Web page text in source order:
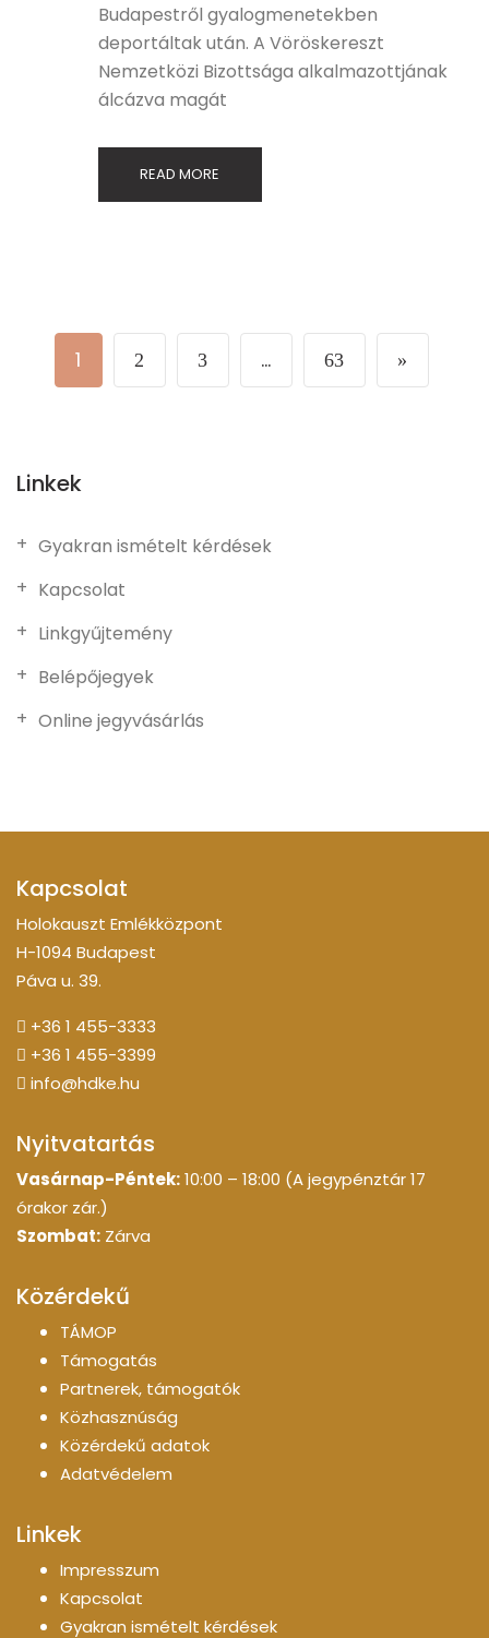
Budapestről gyalogmenetekben
deportáltak után. A Vöröskereszt
Nemzetközi Bizottsága alkalmazottjának
álcázva magát
READ MORE
1 2 3 … 63 »
Linkek
Gyakran ismételt kérdések
Kapcsolat
Linkgyűjtemény
Belépőjegyek
Online jegyvásárlás
Kapcsolat
Holokauszt Emlékközpont
H-1094 Budapest
Páva u. 39.
+36 1 455-3333
+36 1 455-3399
info@hdke.hu
Nyitvatartás
Vasárnap-Péntek:10:00 – 18:00 (A jegypénztár 17
órakor zár.)
Szombat: Zárva
Közérdekű
TÁMOP
Támogatás
Partnerek, támogatók
Közhasznúság
Közérdekű adatok
Adatvédelem
Linkek
Impresszum
Kapcsolat
Gyakran ismételt kérdések